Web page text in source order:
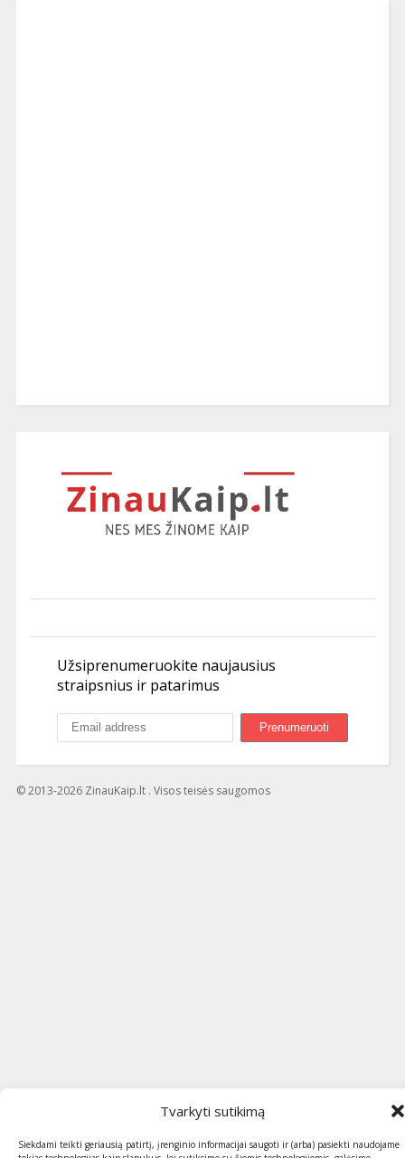
Tvarkyti sutikimą
Siekdami teikti geriausią patirtį, įrenginio informacijai saugoti ir (arba) pasiekti naudojame
Užsiprenumeruokite naujausius
straipsnius ir patarimus
© 2013-2026 ZinauKaip.lt . Visos teisės saugomos